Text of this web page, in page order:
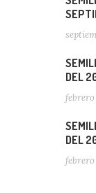
DEL
febrero
DEL
febrero